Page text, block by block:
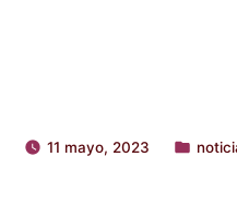
11 mayo, 2023
Publicado